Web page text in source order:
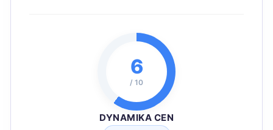
6
/ 10
DYNAMIKA CEN